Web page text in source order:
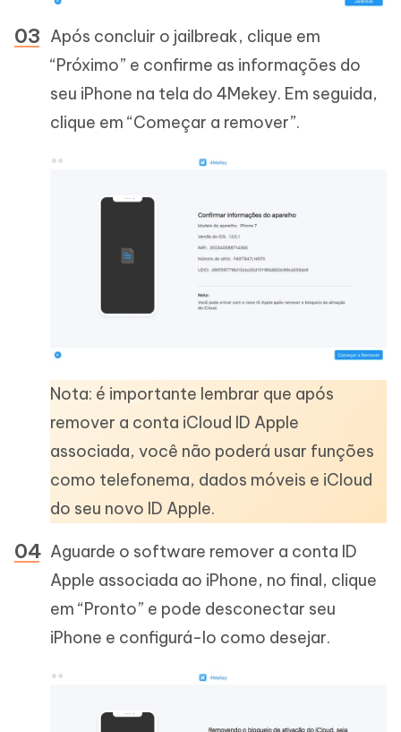
Após concluir o jailbreak, clique em
“Próximo” e confirme as informações do
seu iPhone na tela do 4Mekey. Em seguida,
clique em “Começar a remover”.
Nota: é importante lembrar que após
remover a conta iCloud ID Apple
associada, você não poderá usar funções
como telefonema, dados móveis e iCloud
do seu novo ID Apple.
Aguarde o software remover a conta ID
Apple associada ao iPhone, no final, clique
em “Pronto” e pode desconectar seu
iPhone e configurá-lo como desejar.